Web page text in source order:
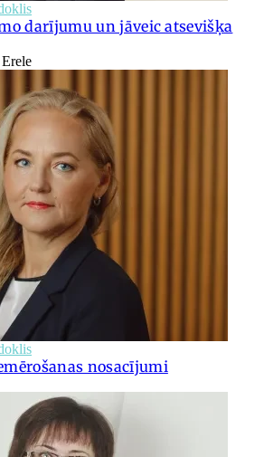
darījumu un jāveic atsevišķa
nosacījumi